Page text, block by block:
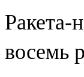
восемь